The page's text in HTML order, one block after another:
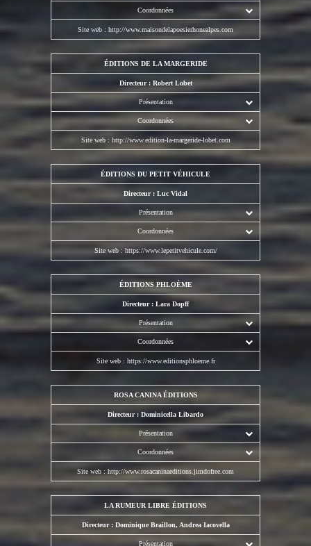
Coordonnées
Site web : http://www.maisondelapoesierhonealpes.com
ÉDITIONS DE LA MARGERIDE
Directeur : Robert Lobet
Présentation
Coordonnées
Site web : http://www.edition-la-margeride-lobet.com
ÉDITIONS DU PETIT VÉHICULE
Directeur : Luc Vidal
Présentation
Coordonnées
Site web : https://www.lepetitvehicule.com/
ÉDITIONS PHLOÈME
Directeur : Lara Dopff
Présentation
Coordonnées
Site web : https://www.editionsphloeme.fr
ROSA CANINA ÉDITIONS
Directeur : Dominicella Libardo
Présentation
Coordonnées
Site web : http://www.rosacaninaeditions.jimdofree.com
LA RUMEUR LIBRE ÉDITIONS
Directeur : Dominique Braillon, Andrea Iacovella
Présentation